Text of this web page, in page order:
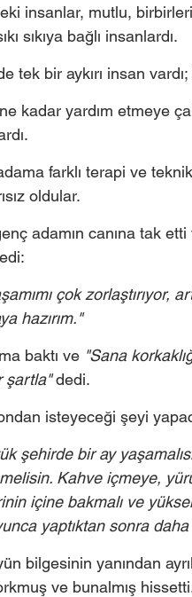
insanlar, mutlu,
sıkıya bağlı insanlardı.
tek bir aykırı insan
kadar yardım etmeye
farklı terapi ve
oldular.
adamın canına tak
çok
hazırım."
baktı ve "Sana
şartla" dedi.
isteyeceği şeyi
şehirde bir ay
Kahve içmeye,
içine bakmalı ve
yaptıktan sonra
bilgesinin yanından
ve bunalmış